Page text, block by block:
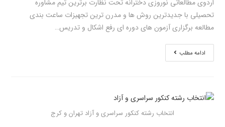
اردوی مطالعاتی نوروزی دخترانه تحت نظارت برترین تیم مشاوره
تحصیلی با جدیدترین روش ها و مدرن ترین تجهیزات ساعت بندی
مطالعه برگزاری آزمون های دوره ای رفع اشکال و تدریس…
ادامه مطلب
انتخاب رشته کنکور سراسری و آزاد تهران و کرج